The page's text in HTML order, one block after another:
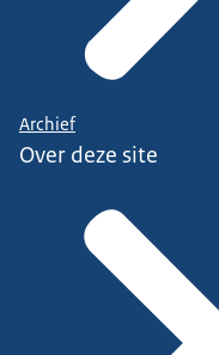
Archief
Over deze site